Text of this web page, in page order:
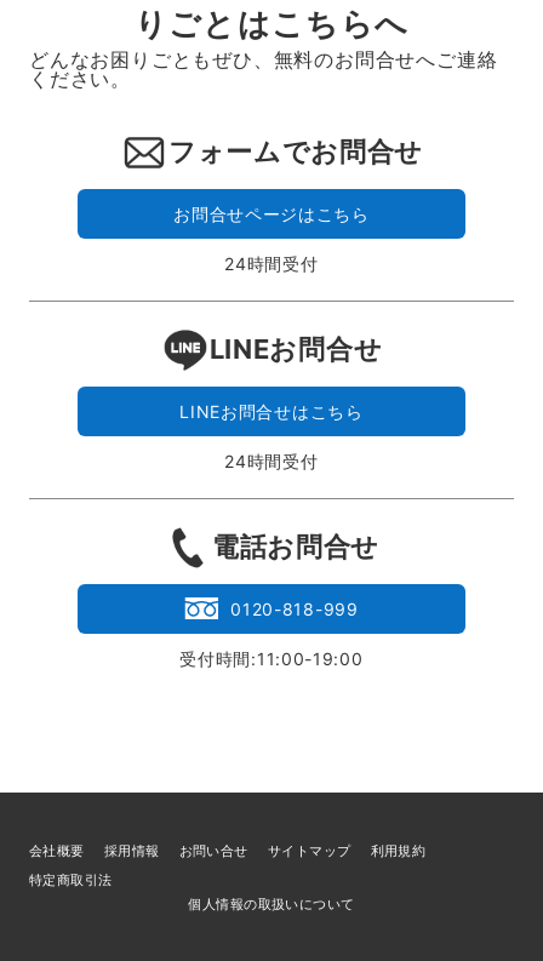
りごとはこちらへ
どんなお困りごともぜひ、無料のお問合せへご連絡
ください。
フォームでお問合せ
お問合せページはこちら
24時間受付
LINEお問合せ
LINEお問合せはこちら
24時間受付
電話お問合せ
0120-818-999
受付時間:11:00-19:00
会社概要 採用情報 お問い合せ サイトマップ
利用規約
特定商取引法
個人情報の取扱いについて